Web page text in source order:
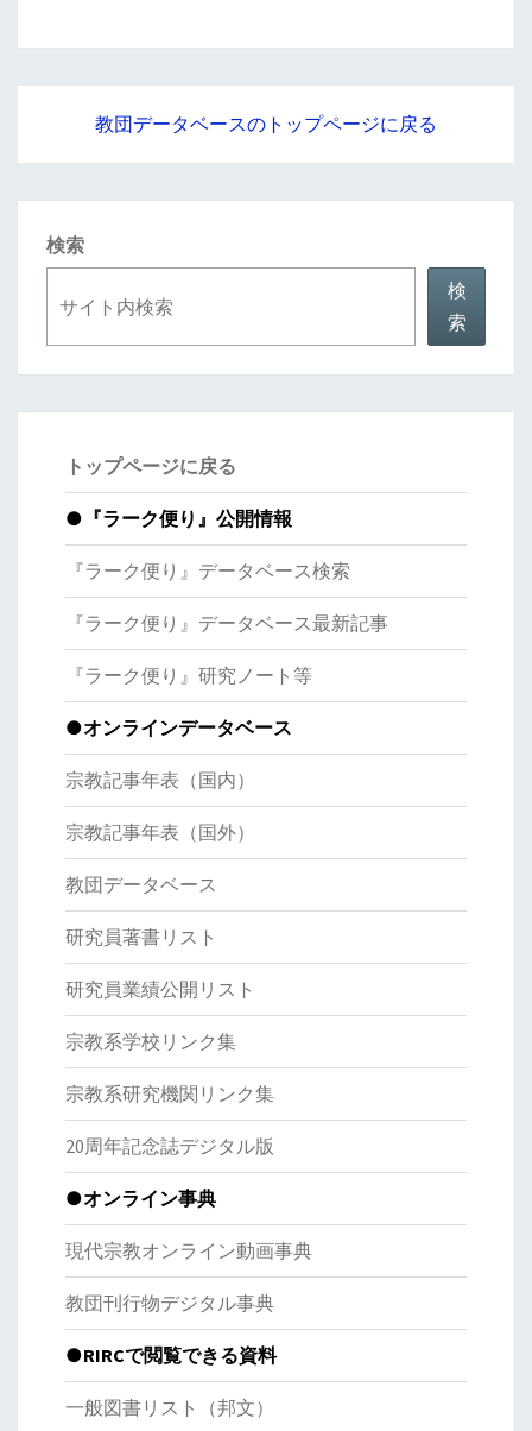
教団データベースのトップページに戻る
検索
検
索
トップページに戻る
● 『ラーク便り』公開情報
『ラーク便り』データベース検索
『ラーク便り』データベース最新記事
『ラーク便り』研究ノート等
●オンラインデータベース
宗教記事年表（国内）
宗教記事年表（国外）
教団データベース
研究員著書リスト
研究員業績公開リスト
宗教系学校リンク集
宗教系研究機関リンク集
20周年記念誌デジタル版
●オンライン事典
現代宗教オンライン動画事典
教団刊行物デジタル事典
●RIRCで閲覧できる資料
一般図書リスト（邦文）